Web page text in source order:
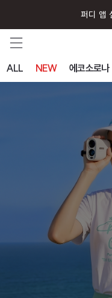
퍼디 앱
ALL NEW 에코소로나